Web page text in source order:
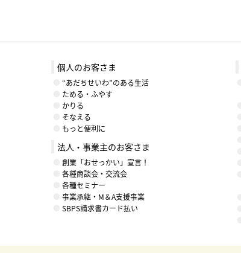
個人のお客さま
“あだちせいわ”のある生活
ためる・ふやす
かりる
そなえる
もっと便利に
法人・事業主のお客さま
創業「おせっかい」宣言！
各種商談会・交流会
各種セミナー
事業承継・M＆A支援事業
SBPS請求書カード払い